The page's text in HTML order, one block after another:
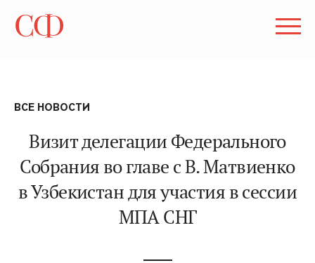
ВСЕ НОВОСТИ
Визит делегации Федерального
Собрания во главе с В. Матвиенко
в Узбекистан для участия в сессии
МПА СНГ